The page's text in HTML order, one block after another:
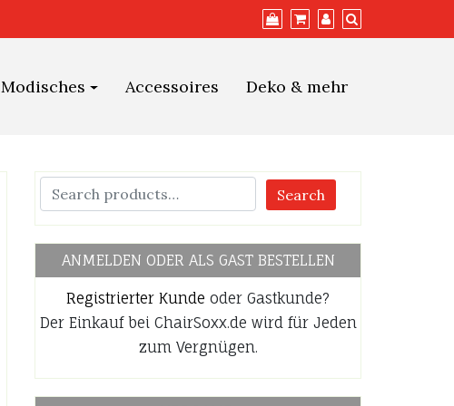
Modisches Accessoires Deko & mehr
Search
ANMELDEN ODER ALS GAST BESTELLEN
Registrierter Kunde oder Gastkunde?
Der Einkauf bei ChairSoxx.de wird für Jeden
zum Vergnügen.